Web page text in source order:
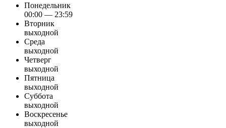
Понедельник
00:00 — 23:59
Вторник
выходной
Среда
выходной
Четверг
выходной
Пятница
выходной
Суббота
выходной
Воскресенье
выходной